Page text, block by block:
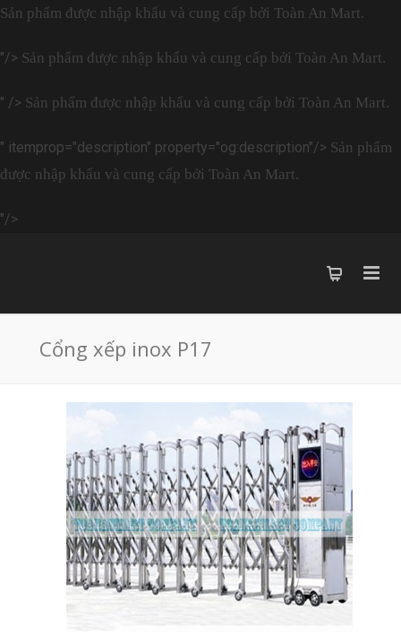
Sản phẩm được nhập khẩu và cung cấp bởi Toàn An Mart.
"/> Sản phẩm được nhập khẩu và cung cấp bởi Toàn An Mart.
" /> Sản phẩm được nhập khẩu và cung cấp bởi Toàn An Mart.
" itemprop="description" property="og:description"/> Sản phẩm
được nhập khẩu và cung cấp bởi Toàn An Mart.
"/>
Cổng xếp inox P17